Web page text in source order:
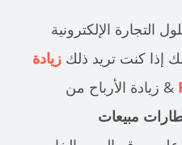
الإلكترونية
كنت تريد ذلكزيادة
زيادة الأرباح من
مبيعات